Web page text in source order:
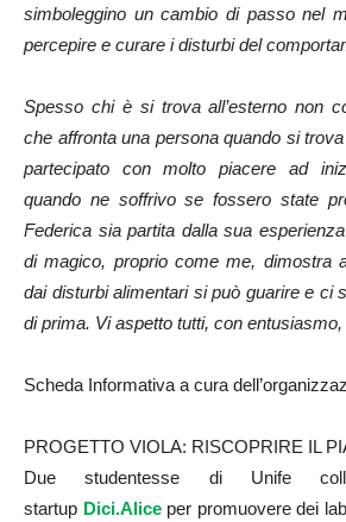
simboleggino un cambio di passo nel
percepire e curare i disturbi del
Spesso chi è si trova all’esterno non
che affronta una persona quando si
partecipato con molto piacere ad
quando ne soffrivo se fossero state
Federica sia partita dalla sua
di magico, proprio come me, dimostra
dai disturbi alimentari si può guarire e ci
di prima. Vi aspetto tutti, con entusiasmo,
Scheda Informativa a cura
PROGETTO VIOLA: RISCOPRIRE IL
Due studentesse di Unife
startup Dici.Alice per promuovere dei